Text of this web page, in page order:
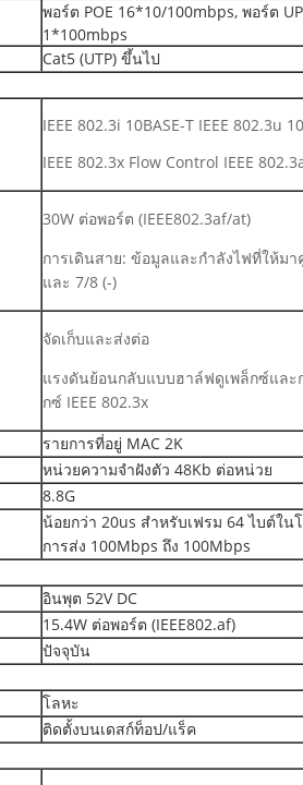
พอร์ต POE 16*10/100mbps, พอร์ต
1*100mbps
Cat5 (UTP) ขึ้นไป
IEEE 802.3i 10BASE-T IEEE 802.3u
IEEE 802.3x Flow Control IEEE
30W ต่อพอร์ต (IEEE802.3af/at)
การเดินสาย: ข้อมูลและกำลังไฟที่ให้ม
และ 7/8 (-)
จัดเก็บและส่งต่อ
แรงดันย้อนกลับแบบฮาล์ฟดูเพล็กซ์และ
กซ์ IEEE 802.3x
รายการที่อยู่ MAC 2K
หน่วยความจำฝังตัว 48Kb ต่อหน่วย
8.8G
น้อยกว่า 20us สำหรับเฟรม 64 ไบต์ใน
การส่ง 100Mbps ถึง 100Mbps
อินพุต 52V DC
15.4W ต่อพอร์ต (IEEE802.af)
ปัจจุบัน
โลหะ
ติดตั้งบนเดสก์ท็อป/แร็ค